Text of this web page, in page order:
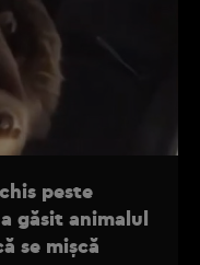
peste
găsit animalul
se mișcă